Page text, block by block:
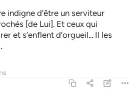
indigne d’être un serviteur
[de Lui]. Et ceux qui
et s’enflent d’orgueil... Il les